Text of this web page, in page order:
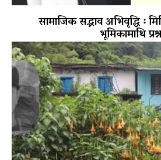
सामाजिक सद्भाव अभिवृद्धि ः
भूमिकामाथि प्रश्न